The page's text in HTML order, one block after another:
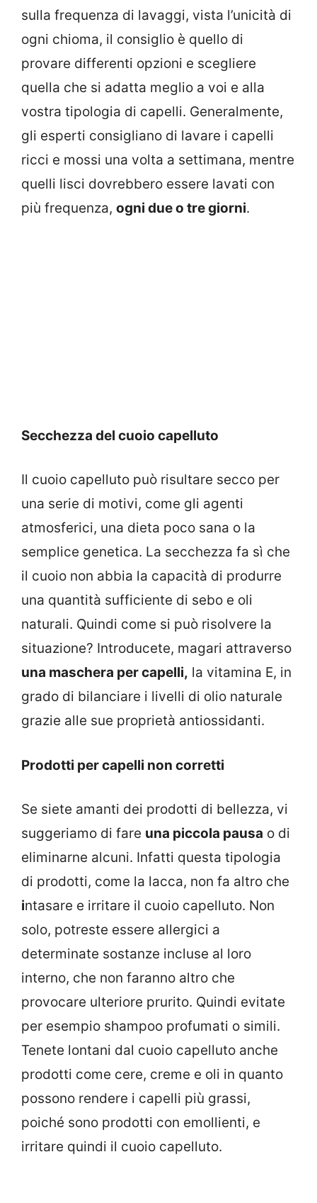
sulla frequenza di lavaggi, vista l’unicità di
ogni chioma, il consiglio è quello di
provare differenti opzioni e scegliere
quella che si adatta meglio a voi e alla
vostra tipologia di capelli. Generalmente,
gli esperti consigliano di lavare i capelli
ricci e mossi una volta a settimana, mentre
quelli lisci dovrebbero essere lavati con
più frequenza, ogni due o tre giorni.
Secchezza del cuoio capelluto
Il cuoio capelluto può risultare secco per
una serie di motivi, come gli agenti
atmosferici, una dieta poco sana o la
semplice genetica. La secchezza fa sì che
il cuoio non abbia la capacità di produrre
una quantità sufficiente di sebo e oli
naturali. Quindi come si può risolvere la
situazione? Introducete, magari attraverso
una maschera per capelli, la vitamina E, in
grado di bilanciare i livelli di olio naturale
grazie alle sue proprietà antiossidanti.
Prodotti per capelli non corretti
Se siete amanti dei prodotti di bellezza, vi
suggeriamo di fare una piccola pausa o di
eliminarne alcuni. Infatti questa tipologia
di prodotti, come la lacca, non fa altro che
intasare e irritare il cuoio capelluto. Non
solo, potreste essere allergici a
determinate sostanze incluse al loro
interno, che non faranno altro che
provocare ulteriore prurito. Quindi evitate
per esempio shampoo profumati o simili.
Tenete lontani dal cuoio capelluto anche
prodotti come cere, creme e oli in quanto
possono rendere i capelli più grassi,
poiché sono prodotti con emollienti, e
irritare quindi il cuoio capelluto.